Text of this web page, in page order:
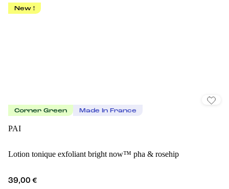
New !
Corner Green Made In France
PAI
Lotion tonique exfoliant bright now™ pha & rosehip
39,00 €